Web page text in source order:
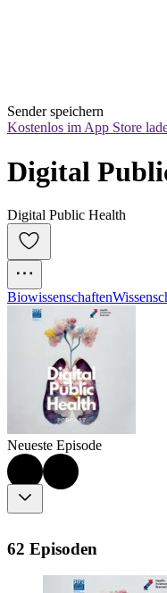
Sender speichern
Kostenlos im App Store
Digital
Digital Public Health
Biowissenschaften
Neueste Episode
62 Episoden